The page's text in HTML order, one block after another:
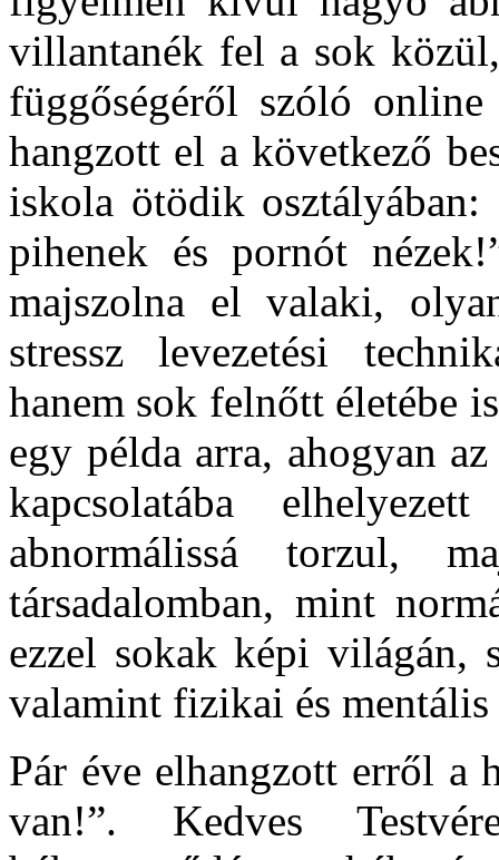
villantanék fel a sok
függőségéről szóló
hangzott el a következő
iskola ötödik osztályában:
pihenek és pornót
majszolna el valaki,
stressz levezetési
hanem sok felnőtt életébe
egy példa arra, ahogyan
kapcsolatába
abnormálissá torzul,
társadalomban, mint
ezzel sokak képi világán,
valamint fizikai és mentális
Pár éve elhangzott erről a
van!”. Kedves